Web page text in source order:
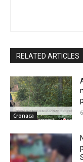
RELATED ARTICLES
Cronaca